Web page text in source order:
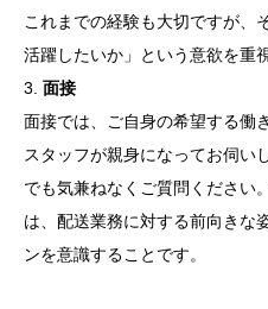
これまでの経験も大切ですが、
活躍したいか」という意欲を重
3. 面接
面接では、ご自身の希望する働
スタッフが親身になってお伺い
でも気兼ねなくご質問ください
は、配送業務に対する前向きな
ンを意識することです。